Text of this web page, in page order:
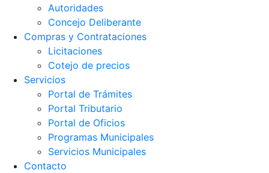
Autoridades
Concejo Deliberante
Compras y Contrataciones
Licitaciones
Cotejo de precios
Servicios
Portal de Trámites
Portal Tributario
Portal de Oficios
Programas Municipales
Servicios Municipales
Contacto